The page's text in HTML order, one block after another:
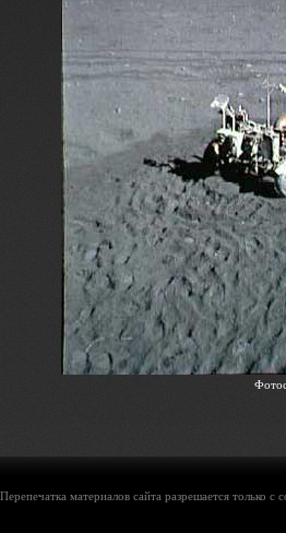
Перепечатка материалов сайта разрешается только